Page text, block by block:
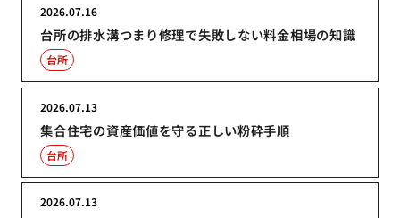
台所の排水溝つまり修理で失敗しない料金相場の知識
2026.07.16
台所
集合住宅の資産価値を守る正しい粉砕手順
2026.07.13
台所
2026.07.13